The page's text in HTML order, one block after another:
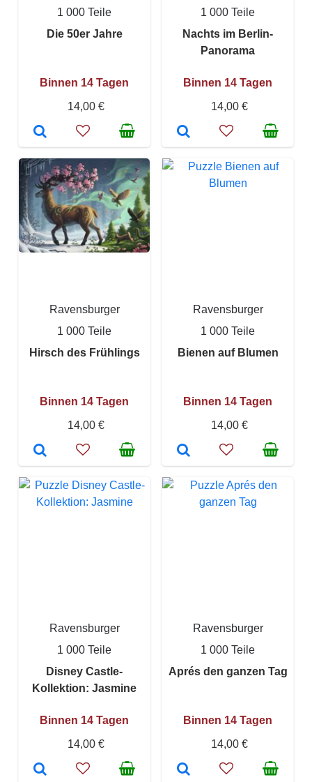
1 000 Teile
Die 50er Jahre
Binnen 14 Tagen
14,00 €
1 000 Teile
Nachts im Berlin-
Panorama
Binnen 14 Tagen
14,00 €
Ravensburger
1 000 Teile
Hirsch des Frühlings
Binnen 14 Tagen
14,00 €
Ravensburger
1 000 Teile
Bienen auf Blumen
Binnen 14 Tagen
14,00 €
Ravensburger
1 000 Teile
Disney Castle-
Kollektion: Jasmine
Binnen 14 Tagen
14,00 €
Ravensburger
1 000 Teile
Aprés den ganzen Tag
Binnen 14 Tagen
14,00 €